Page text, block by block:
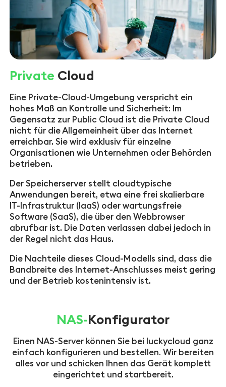
Private Cloud
Eine Private-Cloud-Umgebung verspricht ein
hohes Maß an Kontrolle und Sicherheit: Im
Gegensatz zur Public Cloud ist die Private Cloud
nicht für die Allgemeinheit über das Internet
erreichbar. Sie wird exklusiv für einzelne
Organisationen wie Unternehmen oder Behörden
betrieben.
Der Speicherserver stellt cloudtypische
Anwendungen bereit, etwa eine frei skalierbare
IT-Infrastruktur (IaaS) oder wartungsfreie
Software (SaaS), die über den Webbrowser
abrufbar ist. Die Daten verlassen dabei jedoch in
der Regel nicht das Haus.
Die Nachteile dieses Cloud-Modells sind, dass die
Bandbreite des Internet-Anschlusses meist gering
und der Betrieb kostenintensiv ist.
NAS-Konfigurator
Einen NAS-Server können Sie bei luckycloud ganz
einfach konfigurieren und bestellen. Wir bereiten
alles vor und schicken Ihnen das Gerät komplett
eingerichtet und startbereit.